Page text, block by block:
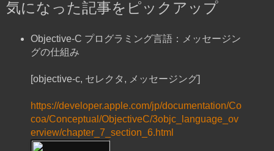
気になった記事をピックアップ
Objective-C プログラミング言語：メッセージン
グの仕組み
[objective-c, セレクタ, メッセージング]
https://developer.apple.com/jp/documentation/Co
coa/Conceptual/ObjectiveC/3objc_language_ov
erview/chapter_7_section_6.html